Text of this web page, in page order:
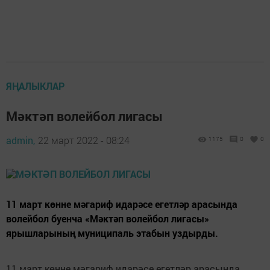
ЯҢАЛЫКЛАР
Мәктәп волейбол лигасы
admin, 22 март 2022 - 08:24 1175 0 0
11 март көнне мәгариф идарәсе егетләр арасында
волейбол буенча «Мәктәп волейбол лигасы»
ярышларының муниципаль этабын уздырды.